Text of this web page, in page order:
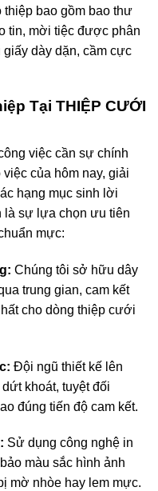
thiệp bao gồm bao thư
tin, mời tiệc được phân
dày dặn, cầm cực
Tại THIỆP CƯỚI
việc cần sự chính
của hôm nay, giải
hạng mục sinh lời
là sự lựa chọn ưu tiên
mực:
Chúng tôi sở hữu dây
trung gian, cam kết
cho dòng thiệp cưới
Đội ngũ thiết kế lên
khoát, tuyệt đối
đúng tiến độ cam kết.
Sử dụng công nghệ in
màu sắc hình ảnh
mờ nhòe hay lem mực.